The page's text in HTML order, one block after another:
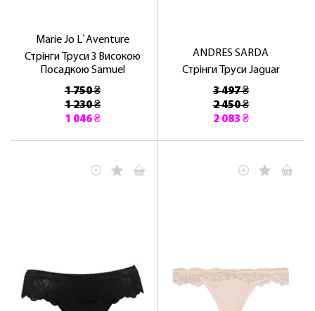
Marie Jo L`Aventure
Стрінги Труси З Високою
Посадкою Samuel
1 750 ₴
1 230 ₴
1 046 ₴
ANDRES SARDA
Стрінги Труси Jaguar
3 497 ₴
2 450 ₴
2 083 ₴